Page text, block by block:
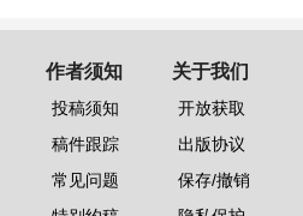
作者须知
投稿须知
稿件跟踪
常见问题
关于我们
开放获取
出版协议
保存/撤销